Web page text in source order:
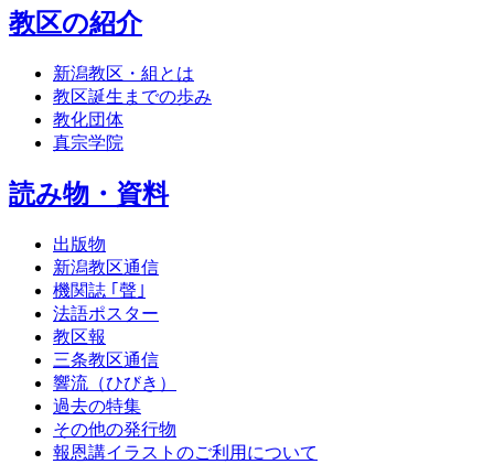
教区の紹介
新潟教区・組とは
教区誕生までの歩み
教化団体
真宗学院
読み物・資料
出版物
新潟教区通信
機関誌 ｢聲｣
法語ポスター
教区報
三条教区通信
響流（ひびき）
過去の特集
その他の発行物
報恩講イラストのご利用について